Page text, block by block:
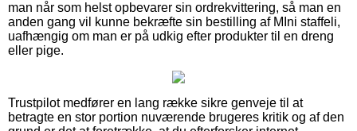
man når som helst opbevarer sin ordrekvittering, så man en
anden gang vil kunne bekræfte sin bestilling af MIni staffeli,
uafhængig om man er på udkig efter produkter til en dreng
eller pige.
Trustpilot medfører en lang række sikre genveje til at
betragte en stor portion nuværende brugeres kritik og af den